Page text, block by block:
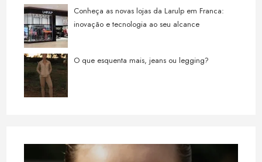
Conheça as novas lojas da Larulp em Franca:
inovação e tecnologia ao seu alcance
O que esquenta mais, jeans ou legging?